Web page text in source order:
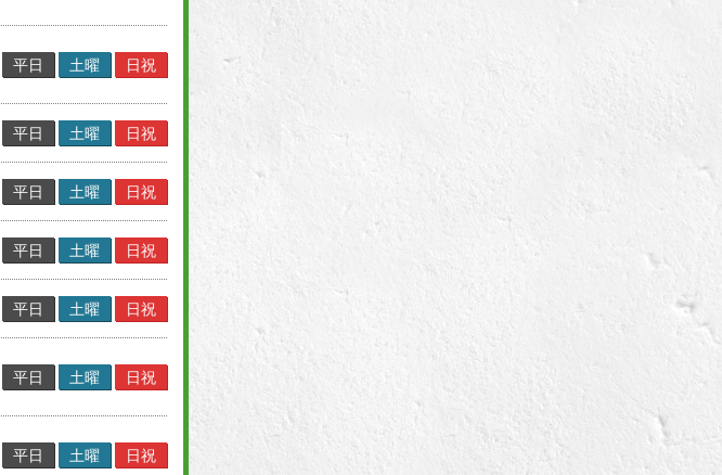
平日 土曜 日祝
平日 土曜 日祝
平日 土曜 日祝
平日 土曜 日祝
平日 土曜 日祝
平日 土曜 日祝
平日 土曜 日祝